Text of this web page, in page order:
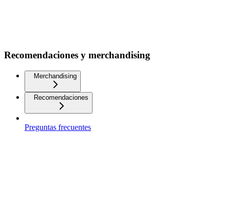
Recomendaciones y merchandising
Merchandising
Recomendaciones
Preguntas frecuentes